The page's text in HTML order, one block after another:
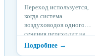
Переход используется,
когда система
воздуховодов одного
сечения переходит на
систему воздуховодов
другого сечения.